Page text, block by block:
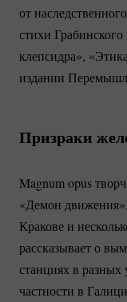
от
стихи
клепсидра»,
издании
Призраки
Magnum opus
«Демон
Кракове и
рассказывает о
станциях в
частности в